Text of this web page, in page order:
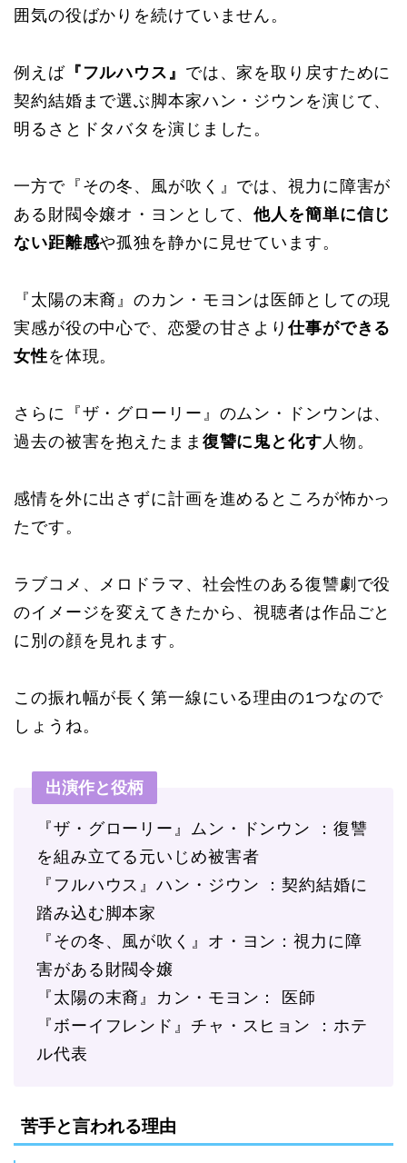
囲気の役ばかりを続けていません。
例えば『フルハウス』 では、家を取り戻すために
契約結婚まで選ぶ脚本家ハン・ジウンを演じて、
明るさとドタバタを演じました。
一方で『その冬、風が吹く』では、視力に障害が
ある財閥令嬢オ・ヨンとして、他人を簡単に信じ
ない距離感や孤独を静かに見せています。
『太陽の末裔』のカン・モヨンは医師としての現
実感が役の中心で、恋愛の甘さより仕事ができる
女性を体現。
さらに『ザ・グローリー』のムン・ドンウンは、
過去の被害を抱えたまま 復讐に鬼と化す 人物。
感情を外に出さずに計画を進めるところが怖かっ
たです。
ラブコメ、メロドラマ、社会性のある復讐劇で役
のイメージを変えてきたから、視聴者は作品ごと
に別の顔を見れます。
この振れ幅が長く第一線にいる理由の1つなので
しょうね。
出演作と役柄
『ザ・グローリー』ムン・ドンウン ：復讐
を組み立てる元いじめ被害者
『フルハウス』ハン・ジウン ：契約結婚に
踏み込む脚本家
『その冬、風が吹く』オ・ヨン：視力に障
害がある財閥令嬢
『太陽の末裔』カン・モヨン： 医師
『ボーイフレンド』チャ・スヒョン ：ホテ
ル代表
苦手と言われる理由